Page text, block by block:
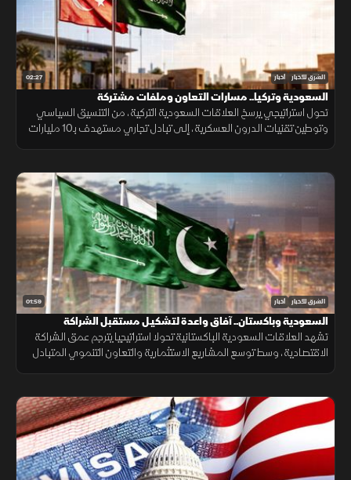
02:27 الشرق للأخبار أخبار
السعودية وتركيا.. مسارات التعاون وملفات مشتركة
تحول استراتيجي يرسخ العلاقات السعودية التركية، من التنسيق السياسي
وتوطين تقنيات الدرون العسكرية، إلى تبادل تجاري مستهدف بـ10 مليارات
01:59 الشرق للأخبار أخبار
السعودية وباكستان.. آفاق واعدة لتشكيـل مستقبل الشراكة
الاقتصادية
تشهد العلاقات السعودية الباكستانية تحولا استراتيجيا يترجم عمق الشراكة
الاقتصادية، وسط توسع المشاريع الاستثمارية والتعاون التنموي المتبادل